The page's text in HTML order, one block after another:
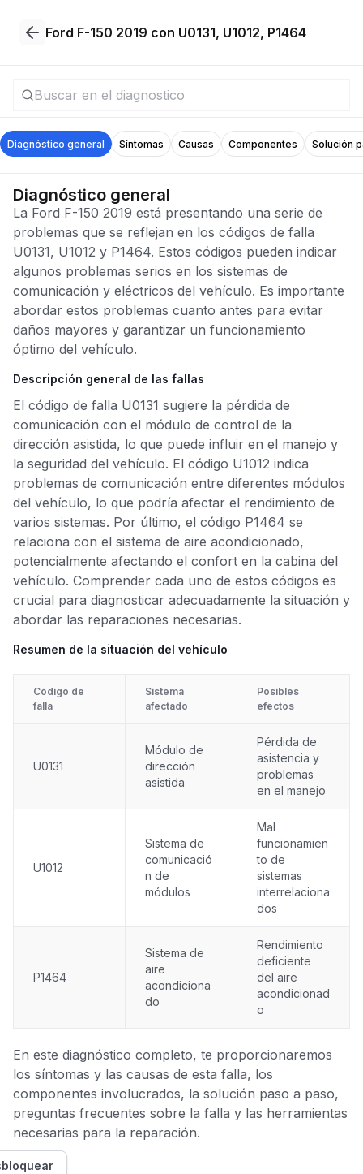
Ford F-150 2019 con U0131, U1012, P1464
Diagnóstico general Síntomas Causas Componentes Solución
Diagnóstico general
La Ford F-150 2019 está presentando una serie de
problemas que se reflejan en los códigos de falla
U0131, U1012 y P1464. Estos códigos pueden indicar
algunos problemas serios en los sistemas de
comunicación y eléctricos del vehículo. Es importante
abordar estos problemas cuanto antes para evitar
daños mayores y garantizar un funcionamiento
óptimo del vehículo.
Descripción general de las fallas
El código de falla U0131 sugiere la pérdida de
comunicación con el módulo de control de la
dirección asistida, lo que puede influir en el manejo y
la seguridad del vehículo. El código U1012 indica
problemas de comunicación entre diferentes módulos
del vehículo, lo que podría afectar el rendimiento de
varios sistemas. Por último, el código P1464 se
relaciona con el sistema de aire acondicionado,
potencialmente afectando el confort en la cabina del
vehículo. Comprender cada uno de estos códigos es
crucial para diagnosticar adecuadamente la situación y
abordar las reparaciones necesarias.
Resumen de la situación del vehículo
Código de
falla
Sistema
afectado
Posibles
efectos
U0131
Módulo de
dirección
asistida
Pérdida de
asistencia y
problemas
en el manejo
U1012
Sistema de
comunicació
n de
módulos
Mal
funcionamien
to de
sistemas
interrelaciona
dos
P1464
Sistema de
aire
acondiciona
do
Rendimiento
deficiente
del aire
acondicionad
o
En este diagnóstico completo, te proporcionaremos
los síntomas y las causas de esta falla, los
componentes involucrados, la solución paso a paso,
preguntas frecuentes sobre la falla y las herramientas
necesarias para la reparación.